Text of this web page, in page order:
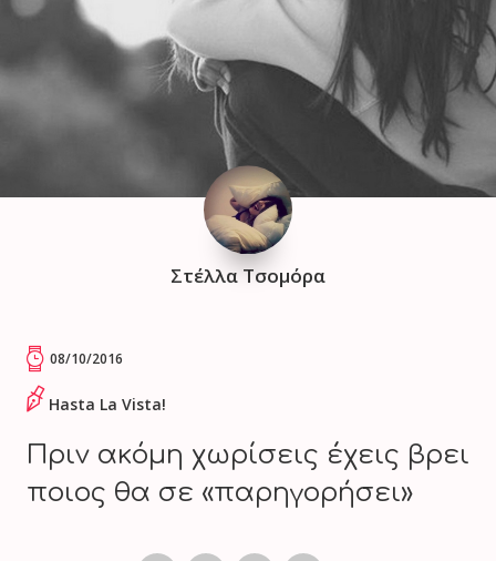
Στέλλα Τσομόρα
08/10/2016
Hasta La Vista!
Πριν ακόμη χωρίσεις έχεις βρει
ποιος θα σε «παρηγορήσει»